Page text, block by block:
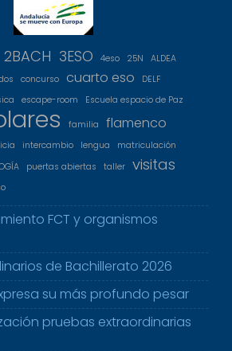
2BACH 3ESO 4eso 25N
ALDEA
concurso cuarto eso
DELF
escape-room Escuela espacio de Paz
familia
flamenco
intercambio lengua
matriculación
puertas abiertas taller visitas
FCT y organismos
de Bachillerato 2026
su más profundo pesar
pruebas extraordinarias